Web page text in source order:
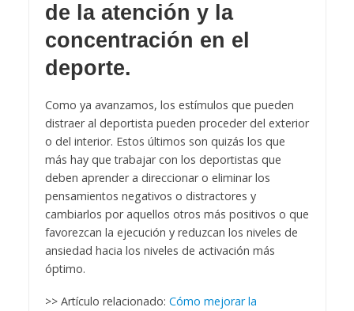
de la atención y la
concentración en el
deporte.
Como ya avanzamos, los estímulos que pueden
distraer al deportista pueden proceder del exterior
o del interior. Estos últimos son quizás los que
más hay que trabajar con los deportistas que
deben aprender a direccionar o eliminar los
pensamientos negativos o distractores y
cambiarlos por aquellos otros más positivos o que
favorezcan la ejecución y reduzcan los niveles de
ansiedad hacia los niveles de activación más
óptimo.
>> Artículo relacionado: Cómo mejorar la